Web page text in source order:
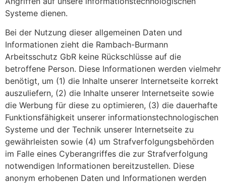
Systeme dienen.
Bei der Nutzung dieser allgemeinen Daten und
Informationen zieht die Rambach-Burmann
Arbeitsschutz GbR keine Rückschlüsse auf die
betroffene Person. Diese Informationen werden vielmehr
benötigt, um (1) die Inhalte unserer Internetseite korrekt
auszuliefern, (2) die Inhalte unserer Internetseite sowie
die Werbung für diese zu optimieren, (3) die dauerhafte
Funktionsfähigkeit unserer informationstechnologischen
Systeme und der Technik unserer Internetseite zu
gewährleisten sowie (4) um Strafverfolgungsbehörden
im Falle eines Cyberangriffes die zur Strafverfolgung
notwendigen Informationen bereitzustellen. Diese
anonym erhobenen Daten und Informationen werden